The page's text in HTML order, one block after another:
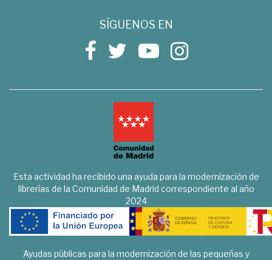
SÍGUENOS EN
Esta actividad ha recibido una ayuda para la modernización de
librerías de la Comunidad de Madrid correspondiente al año
2024
Ayudas públicas para la modernización de las pequeñas y